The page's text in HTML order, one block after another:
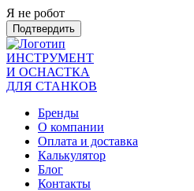
Я не робот
Подтвердить
ИНСТРУМЕНТ
И ОСНАСТКА
ДЛЯ СТАНКОВ
Бренды
О компании
Оплата и доставка
Калькулятор
Блог
Контакты